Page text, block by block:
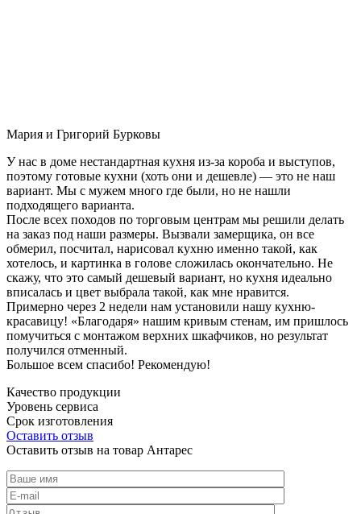
Мария и Григорий Бурковы
У нас в доме нестандартная кухня из-за короба и выступов,
поэтому готовые кухни (хоть они и дешевле) — это не наш
вариант. Мы с мужем много где были, но не нашли
подходящего варианта.
После всех походов по торговым центрам мы решили делать
на заказ под наши размеры. Вызвали замерщика, он все
обмерил, посчитал, нарисовал кухню именно такой, как
хотелось, и картинка в голове сложилась окончательно. Не
скажу, что это самый дешевый вариант, но кухня идеально
вписалась и цвет выбрала такой, как мне нравится.
Примерно через 2 недели нам установили нашу кухню-
красавицу! «Благодаря» нашим кривым стенам, им пришлось
помучиться с монтажом верхних шкафчиков, но результат
получился отменный.
Большое всем спасибо! Рекомендую!
Качество продукции
Уровень сервиса
Срок изготовления
Оставить отзыв
Оставить отзыв на товар Антарес